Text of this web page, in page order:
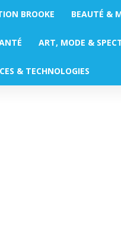
BROOKE BEAUTÉ &
ART, MODE &
& TECHNOLOGIES